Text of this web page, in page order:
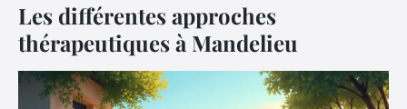
Les différentes approches
thérapeutiques à Mandelieu